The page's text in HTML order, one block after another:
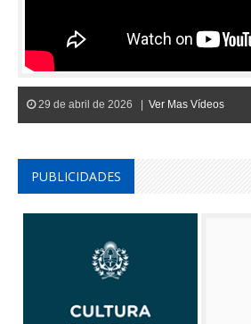
29 de abril de 2026 | Ver Mas Vídeos
PUBLICIDADES